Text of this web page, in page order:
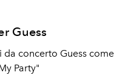
Guess
concerto Guess come
Party"